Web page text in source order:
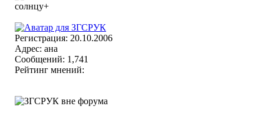
Регистрация: 20.10.2006
Адрес: ана
Сообщений: 1,741
Рейтинг мнений: